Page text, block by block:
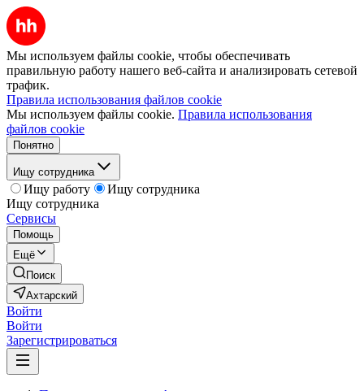
Мы используем файлы cookie, чтобы обеспечивать
правильную работу нашего веб-сайта и анализировать сетевой
трафик.
Правила использования файлов cookie
Мы используем файлы cookie. Правила использования
файлов cookie
Понятно
Ищу сотрудника
Ищу работу
Ищу сотрудника
Ищу сотрудника
Сервисы
Помощь
Ещё
Поиск
Ахтарский
Войти
Войти
Зарегистрироваться